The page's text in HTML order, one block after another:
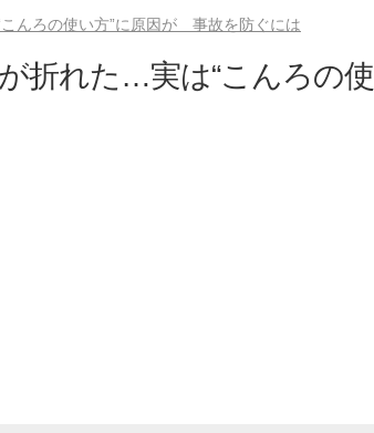
んろの使い方”に原因が 事故を防ぐには
折れた…実は“こんろの使